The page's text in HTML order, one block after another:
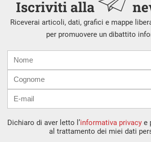
Iscriviti alla
Riceverai articoli, dati, grafici e mappe
per promuovere un dibattito
mail
Dichiaro di aver letto l’informativa privacy e
al trattamento dei miei dati